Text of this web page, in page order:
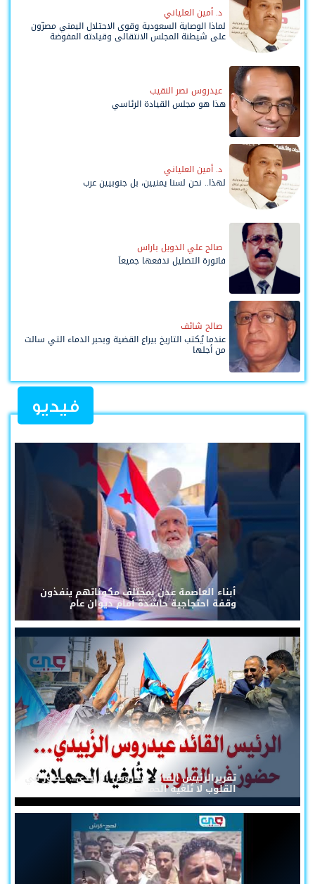
د. أمين العلياني
لماذا الوصاية السعودية وقوى الاحتلال اليمني مصرّون
على شيطنة المجلس الانتقالي وقيادته المفوضة
عيدروس نصر النقيب
هذا هو مجلس القيادة الرئاسي
د. أمين العلياني
لهذا.. نحن لسنا يمنيين، بل جنوبيين عرب
صالح علي الدويل باراس
فاتورة التضليل ندفعها جميعاً
صالح شائف
عندما يُكتب التاريخ بيراع القضية وبحبر الدماء التي سالت
من أجلها
فيديو
أبناء العاصمة عدن بمختلف مكوناتهم ينفذون
وقفة احتجاجية حاشدة أمام ديوان عام
تقريرالرئيس القائد عيدروس الزُبيدي... حضورٌ في
القلوب لا تُلغيه الحملات